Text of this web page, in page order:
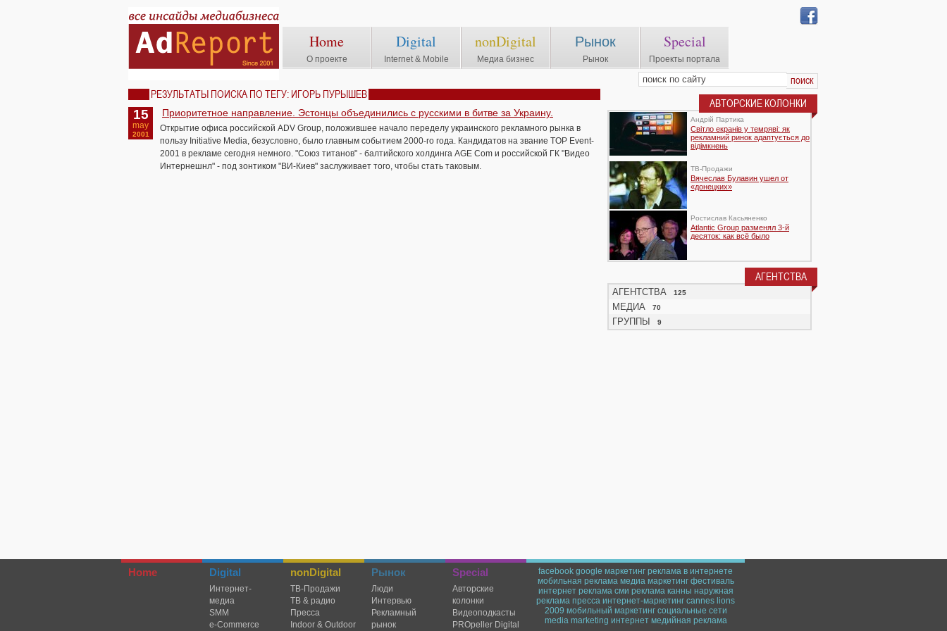
Home
О проекте
Digital
Internet & Mobile
nonDigital
Медиа бизнес
Рынок
Рынок
Special
Проекты портала
РЕЗУЛЬТАТЫ ПОИСКА ПО ТЕГУ: ИГОРЬ ПУРЫШЕВ
15
may
2001
Приоритетное направление. Эстонцы объединились с русскими в битве за Украину.
Открытие офиса российской ADV Group, положившее начало переделу украинского рекламного рынка в
пользу Initiative Media, безусловно, было главным событием 2000-го года. Кандидатов на звание TOP Event-
2001 в рекламе сегодня немного. "Союз титанов" - балтийского холдинга AGE Com и российской ГК "Видео
Интернешнл" - под зонтиком "ВИ-Киев" заслуживает того, чтобы стать таковым.
АВТОРСКИЕ КОЛОНКИ
Андрій Партика
Світло екранів у темряві: як
рекламний ринок адаптується до
відімкнень
TВ-Продажи
Вячеслав Булавин ушел от
«донецких»
Ростислав Касьяненко
Atlantic Group разменял 3-й
десяток: как всё было
АГЕНТСТВА
АГЕНТСТВА 125
МЕДИА 70
ГРУППЫ 9
Home Digital
Интернет-
медиа
SMM
e-Commerce
nonDigital
TВ-Продажи
ТВ & радио
Пресса
Indoor & Outdoor
Рынок
Люди
Интервью
Рекламный
рынок
Special
Авторские
колонки
Видеоподкасты
PROpeller Digital
facebook google маркетинг реклама в интернете
мобильная реклама медиа маркетинг фестиваль
интернет реклама сми реклама канны наружная
реклама пресса интернет-маркетинг cannes lions
2009 мобильный маркетинг социальные сети
media marketing интернет медийная реклама